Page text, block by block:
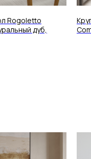
Rogoletto
дуб,